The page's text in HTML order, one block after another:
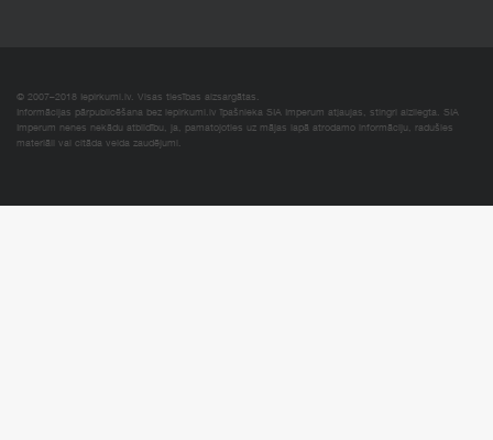
© 2007–2018 Iepirkumi.lv. Visas tiesības aizsargātas.
Informācijas pārpublicēšana bez iepirkumi.lv īpašnieka SIA Imperum atļaujas, stingri aizliegta. SIA
Imperum nenes nekādu atbildību, ja, pamatojoties uz mājas lapā atrodamo informāciju, radušies
materiāli vai citāda veida zaudējumi.